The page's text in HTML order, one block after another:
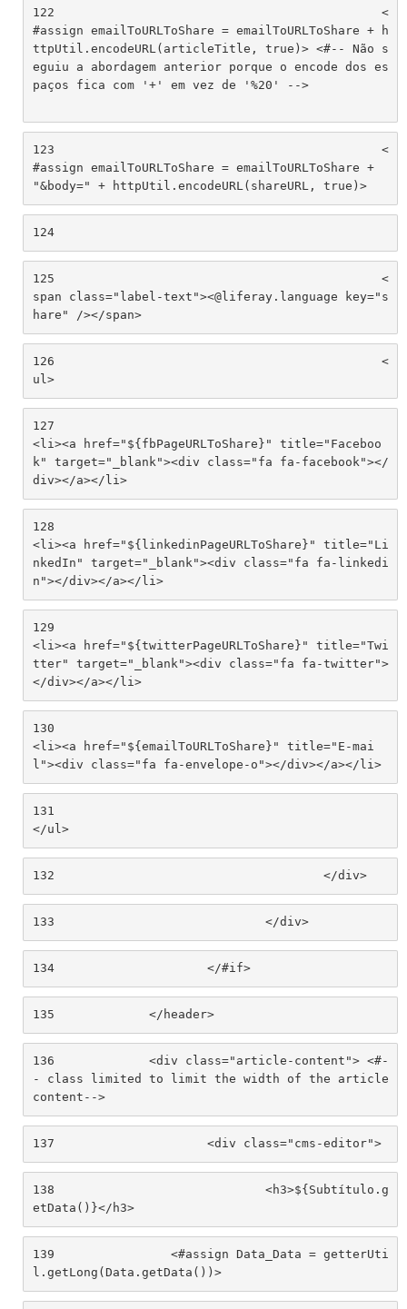
122
#assign emailToURLToShare = emailToURLToShare + h
ttpUtil.encodeURL(articleTitle, true)> <#-- Não s
eguiu a abordagem anterior porque o encode dos es
paços fica com '+' em vez de '%20' -->
123
#assign emailToURLToShare = emailToURLToShare +
"&body=" + httpUtil.encodeURL(shareURL, true)>
124
125
span class="label-text"><@liferay.language key="s
hare" /></span>
126
ul>
127
<li><a href="${fbPageURLToShare}" title="Faceboo
k" target="_blank"><div class="fa fa-facebook"></
div></a></li>
128
<li><a href="${linkedinPageURLToShare}" title="Li
nkedIn" target="_blank"><div class="fa fa-linkedi
n"></div></a></li>
129
<li><a href="${twitterPageURLToShare}" title="Twi
tter" target="_blank"><div class="fa fa-twitter">
</div></a></li>
130
<li><a href="${emailToURLToShare}" title="E-mai
l"><div class="fa fa-envelope-o"></div></a></li>
131
</ul>
132
					</div>
133
				</div>
134
			</#if>
135
		</header>
136
- class limited to limit the width of the article
content-->
137
			<div class="cms-editor">
138
etData()}</h3>
139
                <#assign Data_Data = getterUti
l.getLong(Data.getData())>